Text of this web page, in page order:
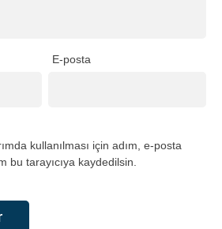
E-posta
kullanılması için adım, e-posta
bu tarayıcıya kaydedilsin.